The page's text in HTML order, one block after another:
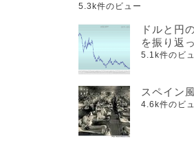
5.3k件のビュー
ドルと円
を振り返
5.1k件のビ
スペイン
4.6k件のビ